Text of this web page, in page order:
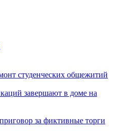
студенческих общежитий
завершают в доме на
за фиктивные торги